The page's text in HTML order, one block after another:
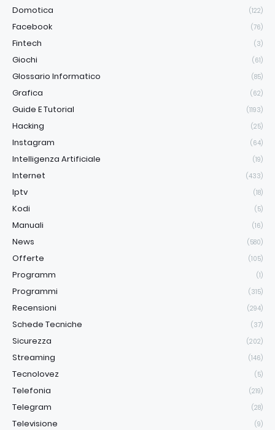
Domotica (122)
Facebook (76)
Fintech (3)
Giochi (61)
Glossario Informatico (85)
Grafica (62)
Guide E Tutorial (1193)
Hacking (25)
Instagram (64)
Intelligenza Artificiale (19)
Internet (433)
Iptv (18)
Kodi (5)
Manuali (16)
News (580)
Offerte (105)
Programm (1)
Programmi (315)
Recensioni (294)
Schede Tecniche (37)
Sicurezza (202)
Streaming (146)
Tecnolovez (5)
Telefonia (219)
Telegram (28)
Televisione (9)